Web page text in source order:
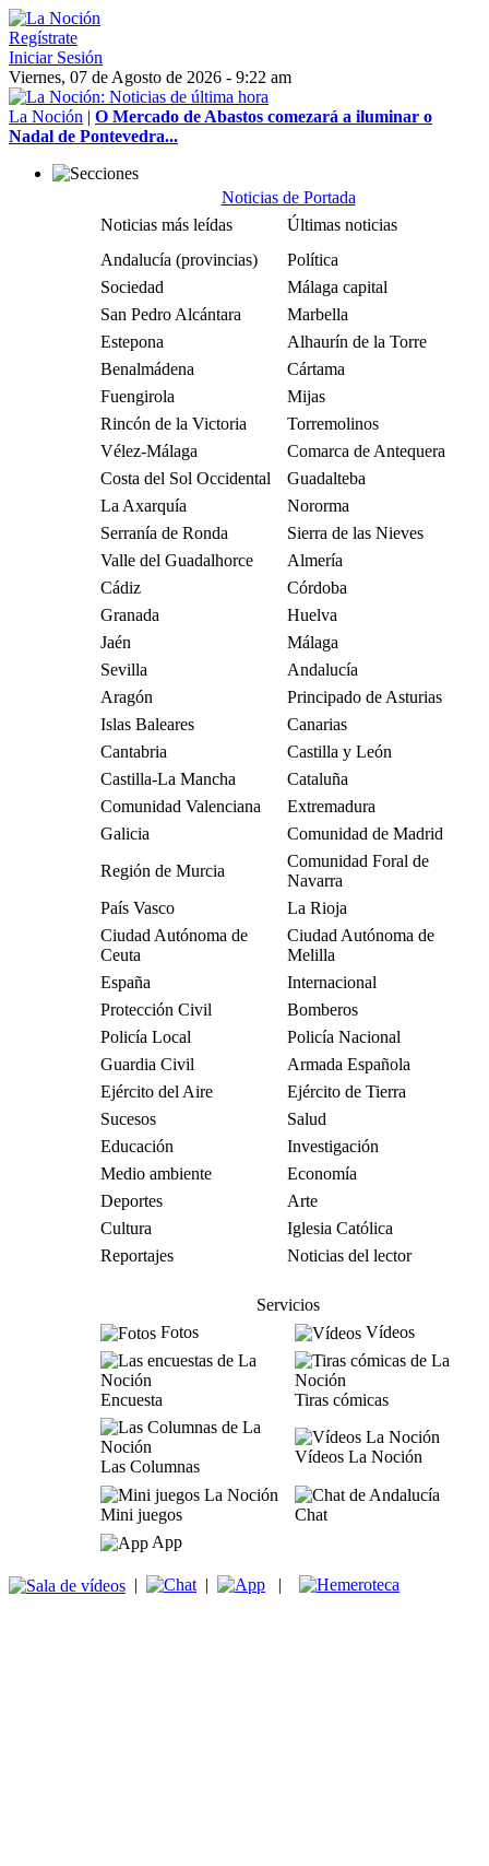
Regístrate
Iniciar Sesión
Viernes, 07 de Agosto de 2026 - 9:22 am
La Noción | O Mercado de Abastos comezará a iluminar o
Nadal de Pontevedra...
Noticias de Portada
Noticias más leídas
Últimas noticias
Andalucía (provincias)
Política
Sociedad
Málaga capital
San Pedro Alcántara
Marbella
Estepona
Alhaurín de la Torre
Benalmádena
Cártama
Fuengirola
Mijas
Rincón de la Victoria
Torremolinos
Vélez-Málaga
Comarca de Antequera
Costa del Sol Occidental
Guadalteba
La Axarquía
Nororma
Serranía de Ronda
Sierra de las Nieves
Valle del Guadalhorce
Almería
Cádiz
Córdoba
Granada
Huelva
Jaén
Málaga
Sevilla
Andalucía
Aragón
Principado de Asturias
Islas Baleares
Canarias
Cantabria
Castilla y León
Castilla-La Mancha
Cataluña
Comunidad Valenciana
Extremadura
Galicia
Comunidad de Madrid
Región de Murcia
Comunidad Foral de
Navarra
País Vasco
La Rioja
Ciudad Autónoma de
Ceuta
Ciudad Autónoma de
Melilla
España
Internacional
Protección Civil
Bomberos
Policía Local
Policía Nacional
Guardia Civil
Armada Española
Ejército del Aire
Ejército de Tierra
Sucesos
Salud
Educación
Investigación
Medio ambiente
Economía
Deportes
Arte
Cultura
Iglesia Católica
Reportajes
Noticias del lector
Servicios
Fotos
Vídeos
Encuesta Tiras cómicas
Las Columnas
Vídeos La Noción
Mini juegos
Chat
App
| | |